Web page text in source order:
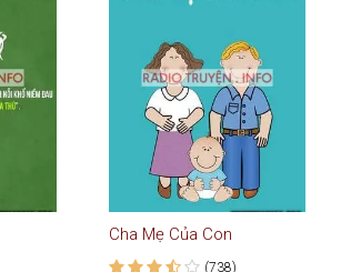
Cha Mẹ Của Con
(738)